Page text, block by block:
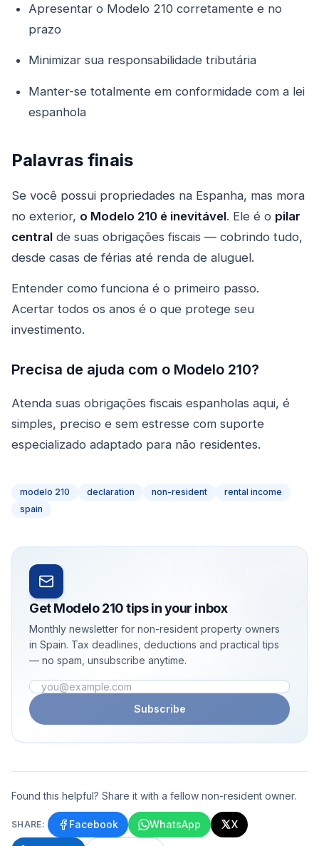
Apresentar o Modelo 210 corretamente e no
prazo
Minimizar sua responsabilidade tributária
Manter-se totalmente em conformidade com a lei
espanhola
Palavras finais
Se você possui propriedades na Espanha, mas mora
no exterior, o Modelo 210 é inevitável. Ele é o pilar
central de suas obrigações fiscais — cobrindo tudo,
desde casas de férias até renda de aluguel.
Entender como funciona é o primeiro passo.
Acertar todos os anos é o que protege seu
investimento.
Precisa de ajuda com o Modelo 210?
Atenda suas obrigações fiscais espanholas aqui, é
simples, preciso e sem estresse com suporte
especializado adaptado para não residentes.
modelo 210 declaration non-resident
rental income
spain
Get Modelo 210 tips in your inbox
Monthly newsletter for non-resident property owners
in Spain. Tax deadlines, deductions and practical tips
— no spam, unsubscribe anytime.
Email address
Subscribe
Found this helpful? Share it with a fellow non-resident owner.
SHARE: Facebook WhatsApp X